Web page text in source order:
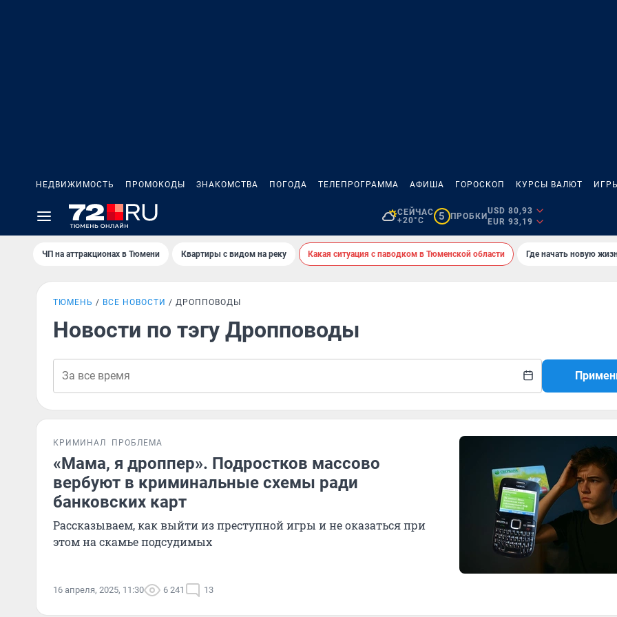
НЕДВИЖИМОСТЬ ПРОМОКОДЫ ЗНАКОМСТВА ПОГОДА ТЕЛЕПРОГРАММА АФИША ГОРОСКОП КУРСЫ ВАЛЮТ
СЕЙЧАС
+20°C
5 ПРОБКИ
USD 80,93
EUR 93,19
ЧП на аттракционах в Тюмени Квартиры с видом на реку Какая ситуация с паводком в Тюменской области Где начать новую
ТЮМЕНЬ ВСЕ НОВОСТИ ДРОППОВОДЫ
Новости по тэгу Дропповоды
КРИМИНАЛ ПРОБЛЕМА
«Мама, я дроппер». Подростков массово
вербуют в криминальные схемы ради
банковских карт
Рассказываем, как выйти из преступной игры и не оказаться при
этом на скамье подсудимых
16 апреля, 2025, 11:30 6 241 13